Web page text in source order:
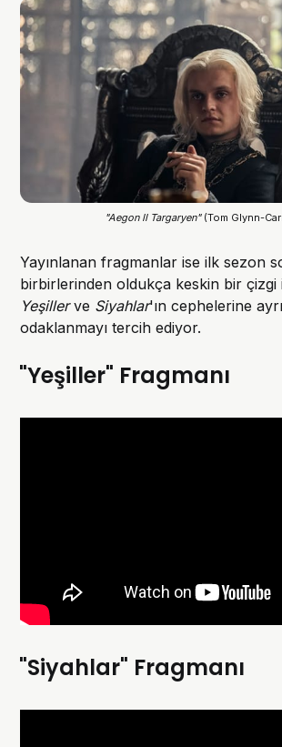
"Aegon II Targaryen" (Tom Glynn-
Yayınlanan fragmanlar ise ilk sezon
birbirlerinden oldukça keskin bir çizgi
Yeşillerve Siyahlar'ın cephelerine
odaklanmayı tercih ediyor.
"Yeşiller" Fragmanı
"Siyahlar" Fragmanı